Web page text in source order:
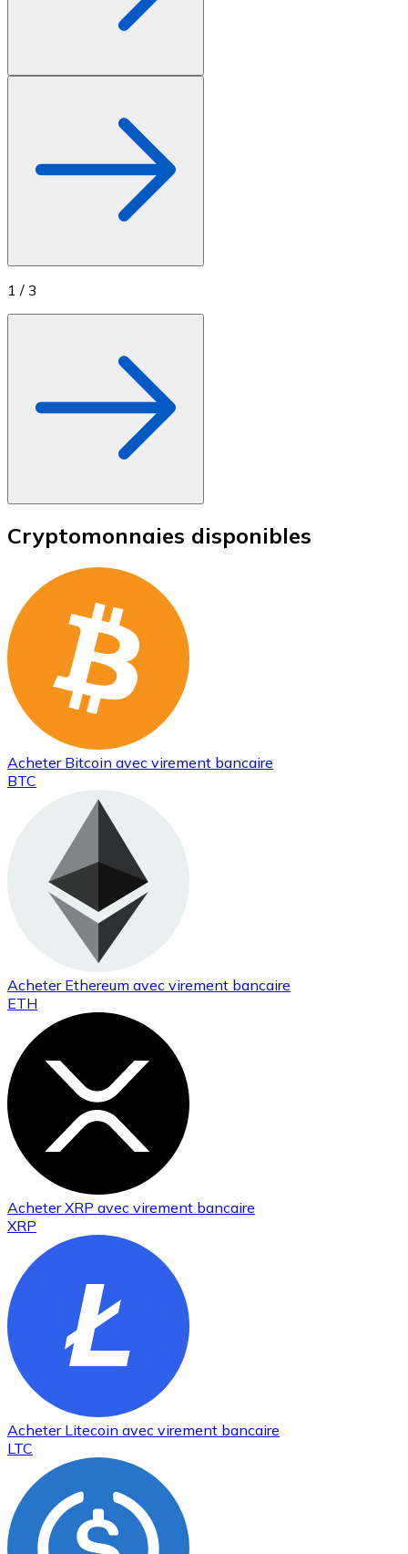
1 / 3
Cryptomonnaies disponibles
Acheter Bitcoin avec virement bancaire
BTC
Acheter Ethereum avec virement bancaire
ETH
AcheterXRP avec virement bancaire
XRP
Acheter Litecoin avec virement bancaire
LTC